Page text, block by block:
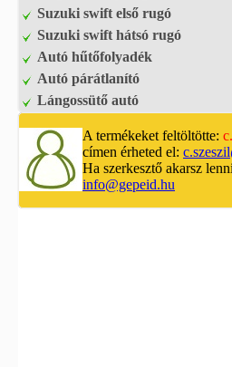
Suzuki swift első rugó
Suzuki swift hátsó rugó
Autó hűtőfolyadék
Autó párátlanító
Lángossütő autó
A termékeket feltöltötte:
címen érheted el:
Ha szerkesztő akarsz
info@gepeid.hu